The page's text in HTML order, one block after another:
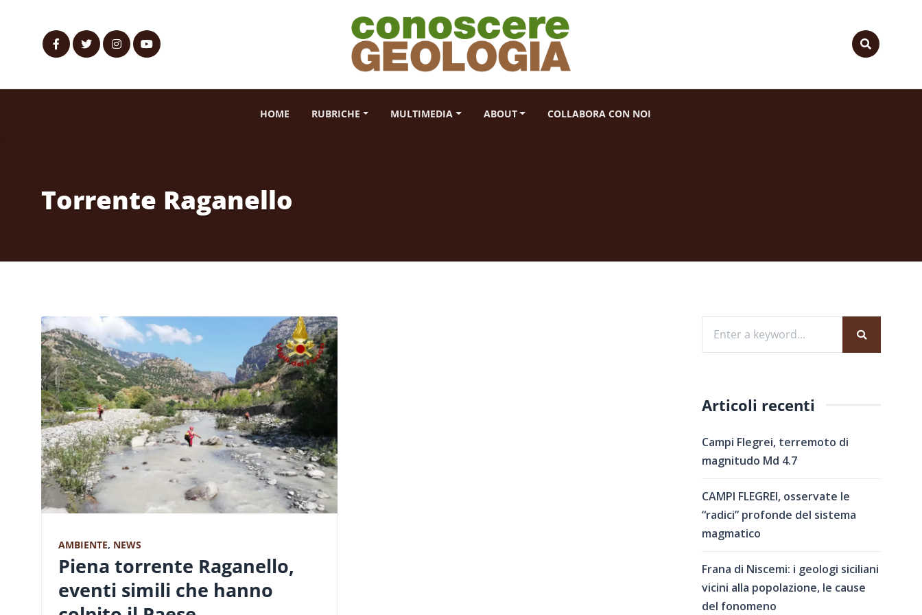
HOME RUBRICHE MULTIMEDIA ABOUT COLLABORA CON NOI
Torrente Raganello
AMBIENTE, NEWS
Piena torrente Raganello,
eventi simili che hanno
Articoli recenti
Campi Flegrei, terremoto di
magnitudo Md 4.7
CAMPI FLEGREI, osservate le
“radici” profonde del sistema
magmatico
Frana di Niscemi: i geologi siciliani
vicini alla popolazione, le cause
del fonomeno